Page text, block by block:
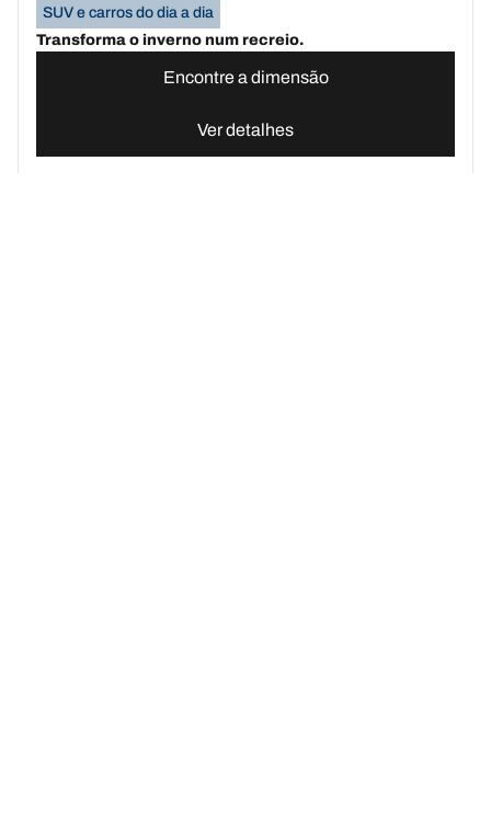
SUV e carros do dia a dia
Transforma o inverno num recreio.
Encontre a dimensão
Ver detalhes